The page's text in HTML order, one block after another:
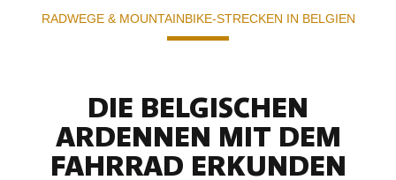
RADWEGE & MOUNTAINBIKE-STRECKEN IN BELGIEN
DIE BELGISCHEN
ARDENNEN MIT DEM
FAHRRAD ERKUNDEN